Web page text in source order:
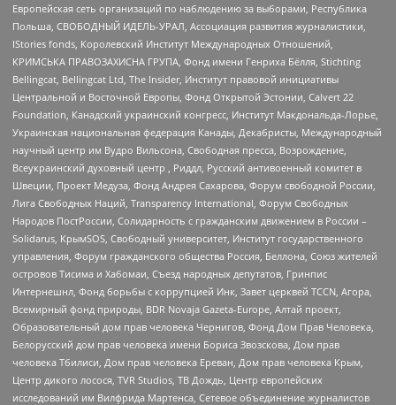
Европейская сеть организаций по наблюдению за выборами, Республика
Польша, СВОБОДНЫЙ ИДЕЛЬ-УРАЛ, Ассоциация развития журналистики,
IStories fonds, Королевский Институт Международных Отношений,
КРИМСЬКА ПРАВОЗАХИСНА ГРУПА, Фонд имени Генриха Бёлля, Stichting
Bellingcat, Bellingcat Ltd, The Insider, Институт правовой инициативы
Центральной и Восточной Европы, Фонд Открытой Эстонии, Calvert 22
Foundation, Канадский украинский конгресс, Институт Макдональда-Лорье,
Украинская национальная федерация Канады, Декабристы, Международный
научный центр им Вудро Вильсона, Свободная пресса, Возрождение,
Всеукраинский духовный центр , Риддл, Русский антивоенный комитет в
Швеции, Проект Медуза, Фонд Андрея Сахарова, Форум свободной России,
Лига Свободных Наций, Transparеncy International, Форум Свободных
Народов ПостРоссии, Солидарность с гражданским движением в России –
Solidarus, КрымSOS, Свободный университет, Институт государственного
управления, Форум гражданского общества Россия, Беллона, Союз жителей
островов Тисима и Хабомаи, Съезд народных депутатов, Гринпис
Интернешнл, Фонд борьбы с коррупцией Инк, Завет церквей TCCN, Агора,
Всемирный фонд природы, BDR Novaja Gazeta-Europe, Алтай проект,
Образовательный дом прав человека Чернигов, Фонд Дом Прав Человека,
Белорусский дом прав человека имени Бориса Звозскова, Дом прав
человека Тбилиси, Дом прав человека Ереван, Дом прав человека Крым,
Центр дикого лосося, TVR Studios, ТВ Дождь, Центр европейских
исследований им Вилфрида Мартенса, Сетевое объединение журналистов